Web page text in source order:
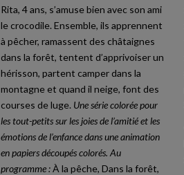
Rita, 4 ans, s’amuse bien avec son ami
le crocodile. Ensemble, ils apprennent
à pêcher, ramassent des châtaignes
dans la forêt, tentent d’apprivoiser un
hérisson, partent camper dans la
montagne et quand il neige, font des
courses de luge. Une série colorée pour
les tout-petits sur les joies de l’amitié et les
émotions de l’enfance dans une animation
en papiers découpés colorés. Au
programme :À la pêche, Dans la forêt,